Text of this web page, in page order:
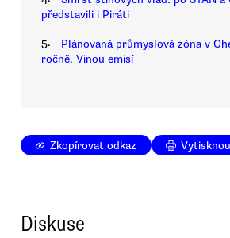
představili i Piráti
5.
Plánovaná průmyslová zóna v
ročně. Vinou emisí
Zkopírovat odkaz
Diskuse